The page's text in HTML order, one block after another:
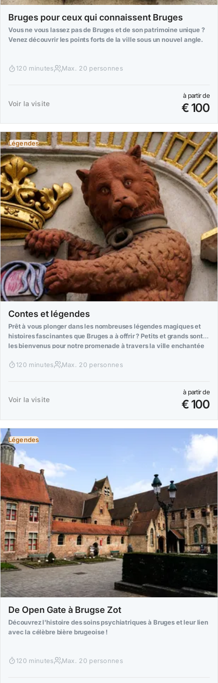
Bruges pour ceux qui connaissent Bruges
Vous ne vous lassez pas de Bruges et de son patrimoine unique ?
Venez découvrir les points forts de la ville sous un nouvel angle.
120 minutes Max. 20 personnes
Voir la visite
à partir de
€ 100
Légendes
Contes et légendes
Prêt à vous plonger dans les nombreuses légendes magiques et
histoires fascinantes que Bruges a à offrir ? Petits et grands sont
les bienvenus pour notre promenade à travers la ville enchantée
120 minutes
Max. 20 personnes
Voir la visite
à partir de
€ 100
Légendes
De Open Gate à Brugse Zot
Découvrez l'histoire des soins psychiatriques à Bruges et leur lien
avec la célèbre bière brugeoise !
120 minutes Max. 20 personnes